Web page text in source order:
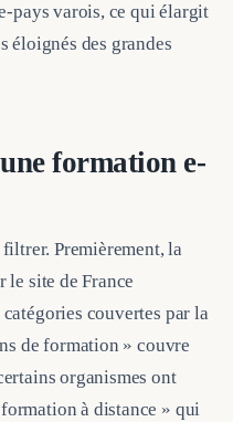
pays varois, ce qui élargit
des grandes
formation e-
Premièrement, la
le site de France
couvertes par la
de formation » couvre
organismes ont
à distance » qui